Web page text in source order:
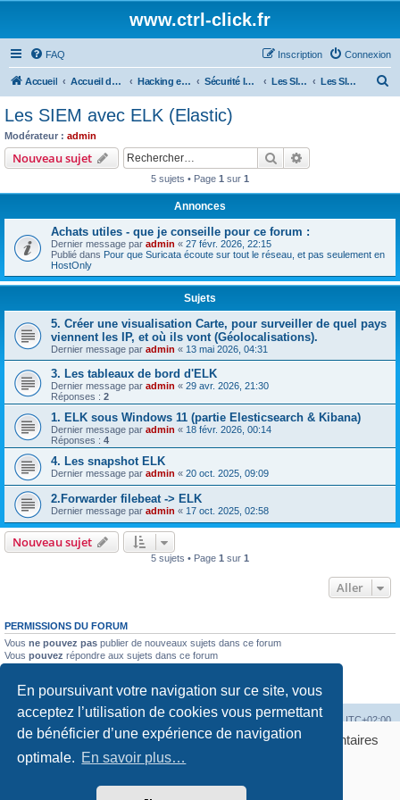
En poursuivant votre navigation sur ce site, vous
acceptez l’utilisation de cookies vous permettant
de bénéficier d’une expérience de navigation
optimale. En savoir plus…
www.ctrl-click.fr
FAQ Connexion
Inscription
Accueil Accueil du forum Hacking et programmation Sécurité Informatique Les SIEM (Security Information and Event Management) Les SIEM avec ELK (Elastic)
Les SIEM avec ELK (Elastic)
Modérateur : admin
Nouveau sujet Rechercher
5 sujets • Page 1 sur 1
Annonces
Achats utiles - que je conseille pour ce forum :
Dernier message par admin « 27 févr. 2026, 22:15
Publié dans Pour que Suricata écoute sur tout le réseau, et pas seulement en
HostOnly
Sujets
5. Créer une visualisation Carte, pour surveiller de quel pays
viennent les IP, et où ils vont (Géolocalisations).
Dernier message par admin « 13 mai 2026, 04:31
3. Les tableaux de bord d'ELK
Dernier message par admin « 29 avr. 2026, 21:30
Réponses : 2
1. ELK sous Windows 11 (partie Elesticsearch & Kibana)
Dernier message par admin « 18 févr. 2026, 00:14
Réponses : 4
4. Les snapshot ELK
Dernier message par admin « 20 oct. 2025, 09:09
2.Forwarder filebeat -> ELK
Dernier message par admin « 17 oct. 2025, 02:58
Nouveau sujet
5 sujets • Page 1 sur 1
Aller
PERMISSIONS DU FORUM
Vous ne pouvez pas publier de nouveaux sujets dans ce forum
Vous pouvez répondre aux sujets dans ce forum
Vous ne pouvez pastransférer de pièces jointes dans ce forum
Accueil Accueil du forum Fuseau horaire sur UTC+02:00
Développé par phpBB
Traduction française officielle
Bonjour ! Pourrions-nous activer des services supplémentaires
pourMarketing / affiliation, Statistiques, Sécurité &
consentement plus tard.